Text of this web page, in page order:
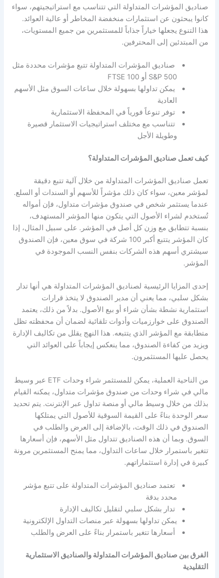
صناديق المؤشرات المتداولة التي تتناسب مع استراتيجيتهم، سواء
كانوا يبحثون عن استثمارات منخفضة المخاطر أو عالية العوائد.
هذا التنوع يجعلها خياراً جذاباً للمستثمرين من جميع المستويات،
من المبتدئين إلى المحترفين.
صناديق المؤشرات المتداولة تتبع مؤشرات محددة مثل
S&P 500 أو FTSE 100
يمكن تداولها بسهولة خلال ساعات السوق مثل الأسهم
العادية
توفر تنوعاً فورياً في المحفظة الاستثمارية
تتناسب مع مختلف استراتيجيات الاستثمار قصيرة
وطويلة الأجل
كيف تعمل صناديق المؤشرات المتداولة؟
تعمل صناديق المؤشرات المتداولة من خلال آلية تتبع دقيقة
لمؤشر معين، سواء كان ذلك مؤشراً للأسهم أو السندات أو السلع.
عندما يستثمر شخص في صندوق مؤشرات متداول، فإن أمواله
تُستخدم لشراء الأصول التي يتكون منها المؤشر المستهدف،
بنسبة تتطابق مع وزن كل أصل في المؤشر. على سبيل المثال، إذا
كان المؤشر يتتبع أكبر 100 شركة في سوق معين، فإن الصندوق
سيشتري أسهم هذه الشركات بنفس النسب الموجودة في
المؤشر.
إحدى المزايا الرئيسية لصناديق المؤشرات المتداولة هي أنها تدار
بشكل سلبي، مما يعني أن مدير الصندوق لا يتخذ قرارات
استثمارية نشطة بشأن شراء أو بيع الأصول. بدلاً من ذلك، يعتمد
الصندوق على خوارزميات وأدوات تلقائية لضمان أن محفظته تظل
متطابقة مع المؤشر الذي يتتبعه. هذا النهج يقلل من تكاليف الإدارة
ويزيد من كفاءة الصندوق، مما ينعكس إيجاباً على العوائد التي
يحصل عليها المستثمرون.
من الناحية العملية، يمكن للمستثمر شراء وحدات ETF عبر وسيط
مالي في شراء وحدات من صندوق مؤشرات متداول، يمكنه القيام
بذلك من خلال وسيط مالي أو منصة تداول عبر الإنترنت. يتم تحديد
سعر الوحدة بناءً على القيمة السوقية للأصول التي يمتلكها
الصندوق في ذلك الوقت، بالإضافة إلى العرض والطلب في
السوق. وبما أن هذه الصناديق تتداول مثل الأسهم، فإن أسعارها
تتغير باستمرار خلال ساعات التداول، مما يمنح المستثمرين مرونة
كبيرة في إدارة استثماراتهم.
تعتمد صناديق المؤشرات المتداولة على تتبع مؤشر
محدد بدقة
تدار بشكل سلبي لتقليل تكاليف الإدارة
يمكن تداولها بسهولة عبر منصات التداول الإلكترونية
أسعارها تتغير باستمرار بناءً على العرض والطلب
الفرق بين صناديق المؤشرات المتداولة والصناديق الاستثمارية
التقليدية